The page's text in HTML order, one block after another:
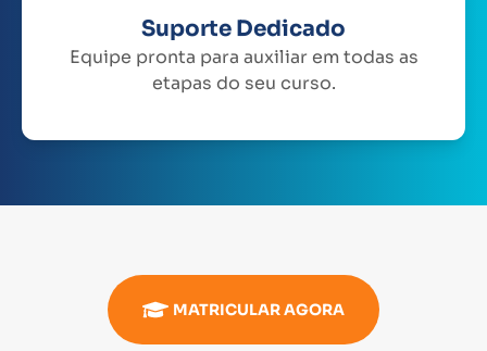
Suporte Dedicado
Equipe pronta para auxiliar em todas as
etapas do seu curso.
MATRICULAR AGORA